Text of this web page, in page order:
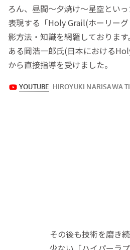
ろん、昼間～夕焼け～星空とい
表現する「Holy Grail(ホーリー
影方法・知識を網羅しておりま
ある岡浩一郎氏(日本における
から直接指導を受けました。
その後も技術を磨き